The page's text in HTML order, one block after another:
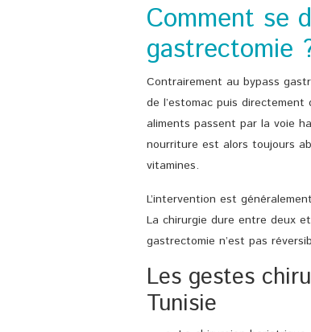
Comment se
gastrectomie
Contrairement au bypass
de l’estomac puis
aliments passent par la voie
nourriture est alors toujours
vitamines.
L’intervention est
La chirurgie dure entre deux
gastrectomie n’est pas
Les gestes
Tunisie